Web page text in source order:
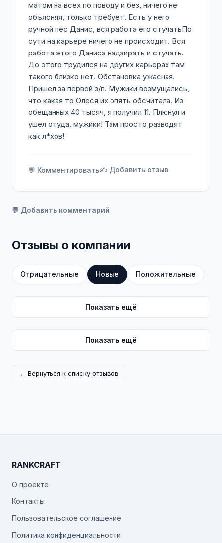
матом на всех по поводу и без, ничего не
объясняя, только требует. Есть у него
ручной пёс Данис, вся работа его стучатьПо
сути на карьере ничего не происходит. Вся
работа этого Даниса надзирать и стучать.
До этого трудился на других карьерах там
такого близко нет. Обстановка ужасная.
Пришел за первой з/п. Мужики возмущались,
что какая то Олеся их опять обсчитала. Из
обещанных 40 тысяч, я получил 11. Плюнул и
ушел отуда. мужики! Там просто разводят
как л*хов!
💬 Комментировать✍️ Добавить отзыв
💬 Добавить комментарий
Отзывы о компании
Отрицательные Новые Положительные
Показать ещё
Показать ещё
← Вернуться к списку отзывов
RANKCRAFT
О проекте
Контакты
Пользовательское соглашение
Политика конфиденциальности